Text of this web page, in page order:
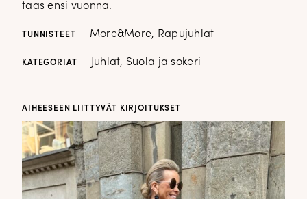
taas ensi vuonna.
TUNNISTEET More&More, Rapujuhlat
KATEGORIAT Juhlat, Suola ja sokeri
AIHEESEEN LIITTYVÄT KIRJOITUKSET